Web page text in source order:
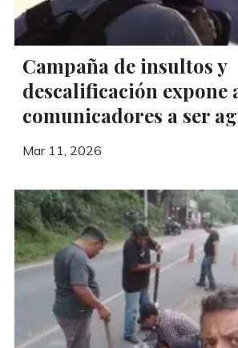
Campaña de insultos y
descalificación expone
comunicadores a ser
Mar 11, 2026